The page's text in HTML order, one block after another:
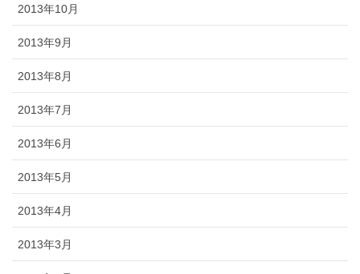
2013年10月
2013年9月
2013年8月
2013年7月
2013年6月
2013年5月
2013年4月
2013年3月